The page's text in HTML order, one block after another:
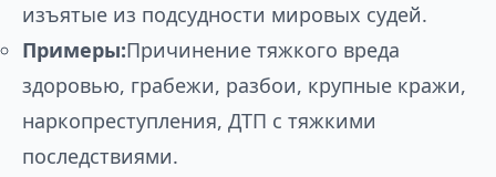
изъятые из подсудности мировых судей.
Примеры:Причинение тяжкого вреда
здоровью, грабежи, разбои, крупные кражи,
наркопреступления, ДТП с тяжкими
последствиями.